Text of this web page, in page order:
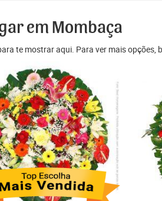
em Mombaça
te mostrar aqui. Para ver mais opções,